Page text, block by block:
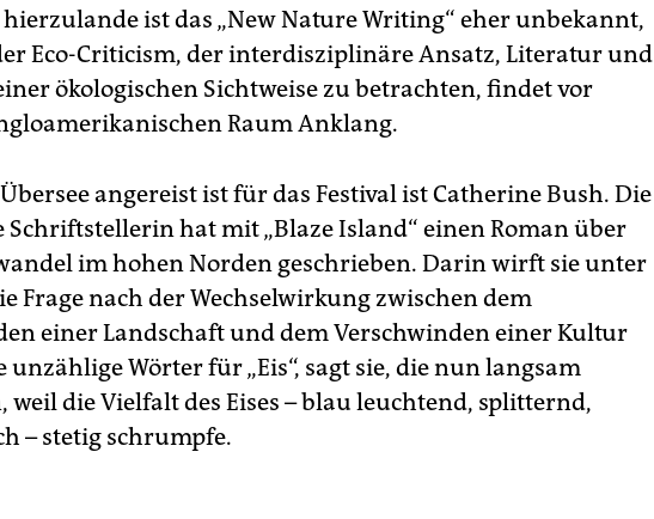
ist das „New Nature Writing“ eher unbekannt,
Eco-Criticism, der interdisziplinäre Ansatz, Literatur und
ökologischen Sichtweise zu betrachten, findet vor
Raum Anklang.
angereist ist für das Festival ist Cathe­rine Bush. Die
Schriftstellerin hat mit „Blaze Island“ einen Roman über
im hohen Norden geschrieben. Darin wirft sie unter
Frage nach der Wechselwirkung zwischen dem
einer Landschaft und dem Verschwinden einer Kultur
unzählige Wörter für „Eis“, sagt sie, die nun langsam
weil die Vielfalt des Eises – blau leuchtend, splitternd,
– stetig schrumpfe.